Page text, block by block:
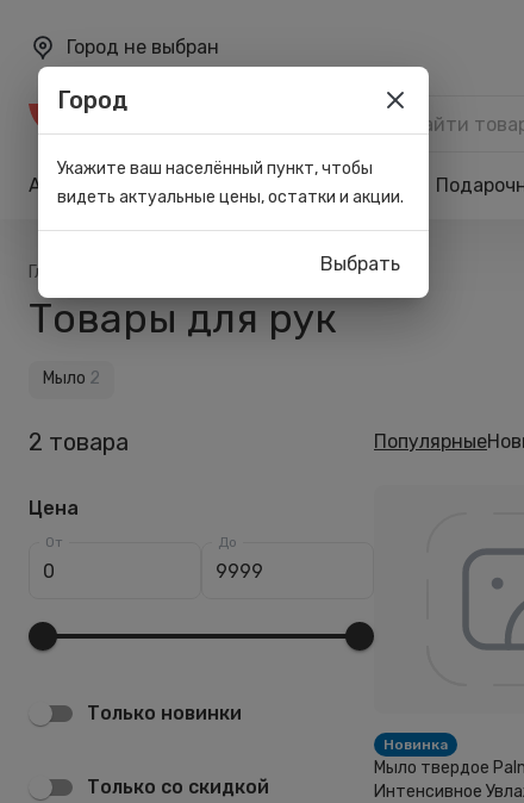
Город не выбран
Акции Карта лояльности
Главная Для рук
Товары для рук
Мыло 2
2 товара
Цена
От До
Только новинки
Только со скидкой
Популярные
Новинка
Мыло твердое
Интенсивное
Город
Укажите ваш населённый пункт, чтобы
видеть актуальные цены, остатки и акции.
Выбрать